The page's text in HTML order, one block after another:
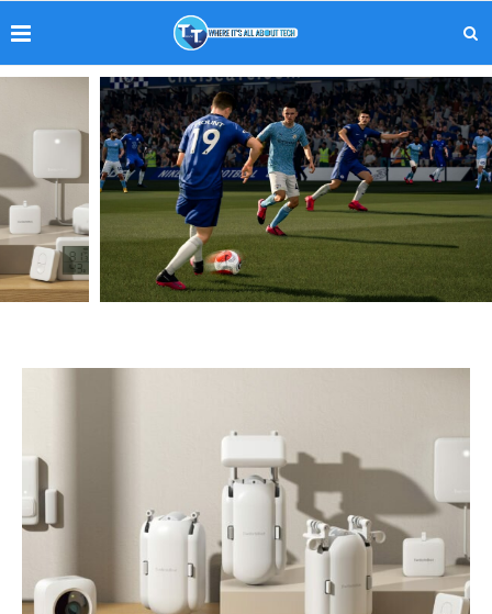
Fifa 21- Was hat sich geändert?
Das Spiel im Test